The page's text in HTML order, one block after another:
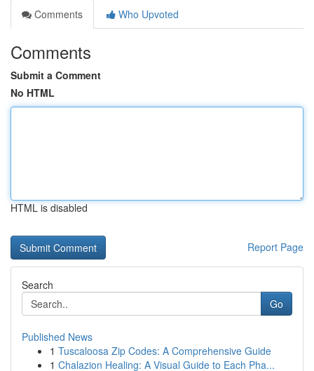
Comments
Who Upvoted
Comments
Submit a Comment
No HTML
HTML is disabled
Report Page
Search
Go
Published News
1 Tuscaloosa Zip Codes: A Comprehensive Guide
1 Chalazion Healing: A Visual Guide to Each Pha...